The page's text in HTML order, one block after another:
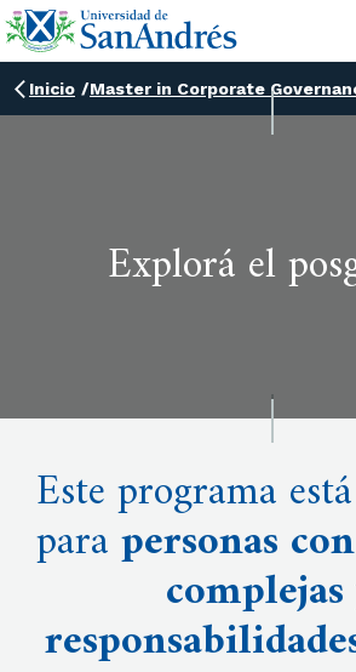
Inicio /Master in Corporate
Explorá el
Este programa
parapersonas